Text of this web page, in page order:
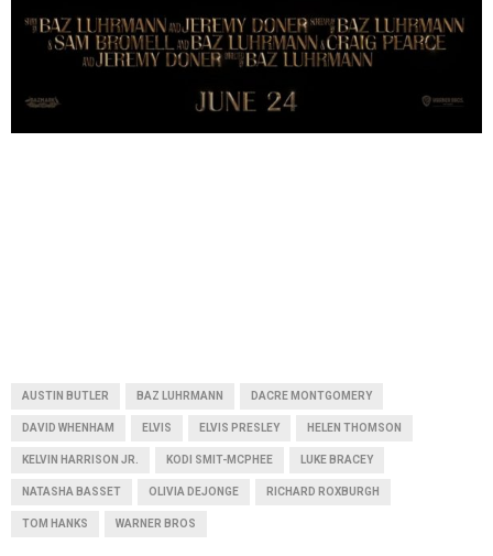
AUSTIN BUTLER BAZ LUHRMANN DACRE MONTGOMERY
DAVID WHENHAM ELVIS ELVIS PRESLEY HELEN THOMSON
KELVIN HARRISON JR. KODI SMIT-MCPHEE LUKE BRACEY
NATASHA BASSET OLIVIA DEJONGE RICHARD ROXBURGH
TOM HANKS WARNER BROS